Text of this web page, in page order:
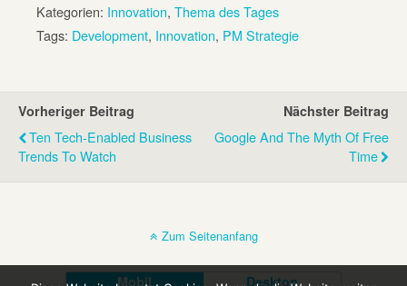
Kategorien: Innovation, Thema des Tages
Tags: Development, Innovation, PM Strategie
Vorheriger Beitrag
Ten Tech-Enabled Business
Trends To Watch
Nächster Beitrag
Google And The Myth Of Free
Time
Zum Seitenanfang
Mobil Desktop